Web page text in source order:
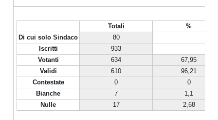
Totali
%
Di cui solo Sindaco
80
Iscritti
933
Votanti
634
67,95
Validi
610
96,21
Contestate
0
0
Bianche
7
1,1
Nulle
17 2,68